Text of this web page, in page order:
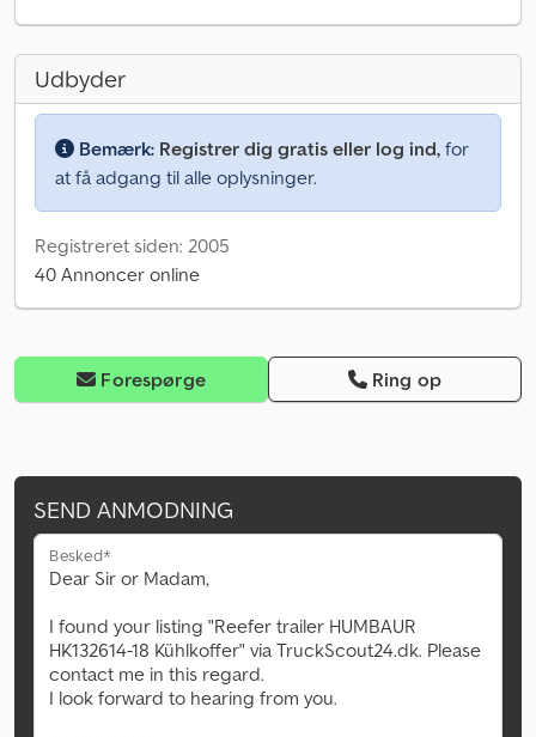
Udbyder
Bemærk: Registrer dig gratis eller log ind, for
at få adgang til alle oplysninger.
Registreret siden: 2005
40 Annoncer online
Forespørge Ring op
SEND ANMODNING
Besked*